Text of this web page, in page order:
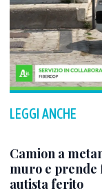
LEGGI ANCHE
Camion a
muro e prende
autista ferito